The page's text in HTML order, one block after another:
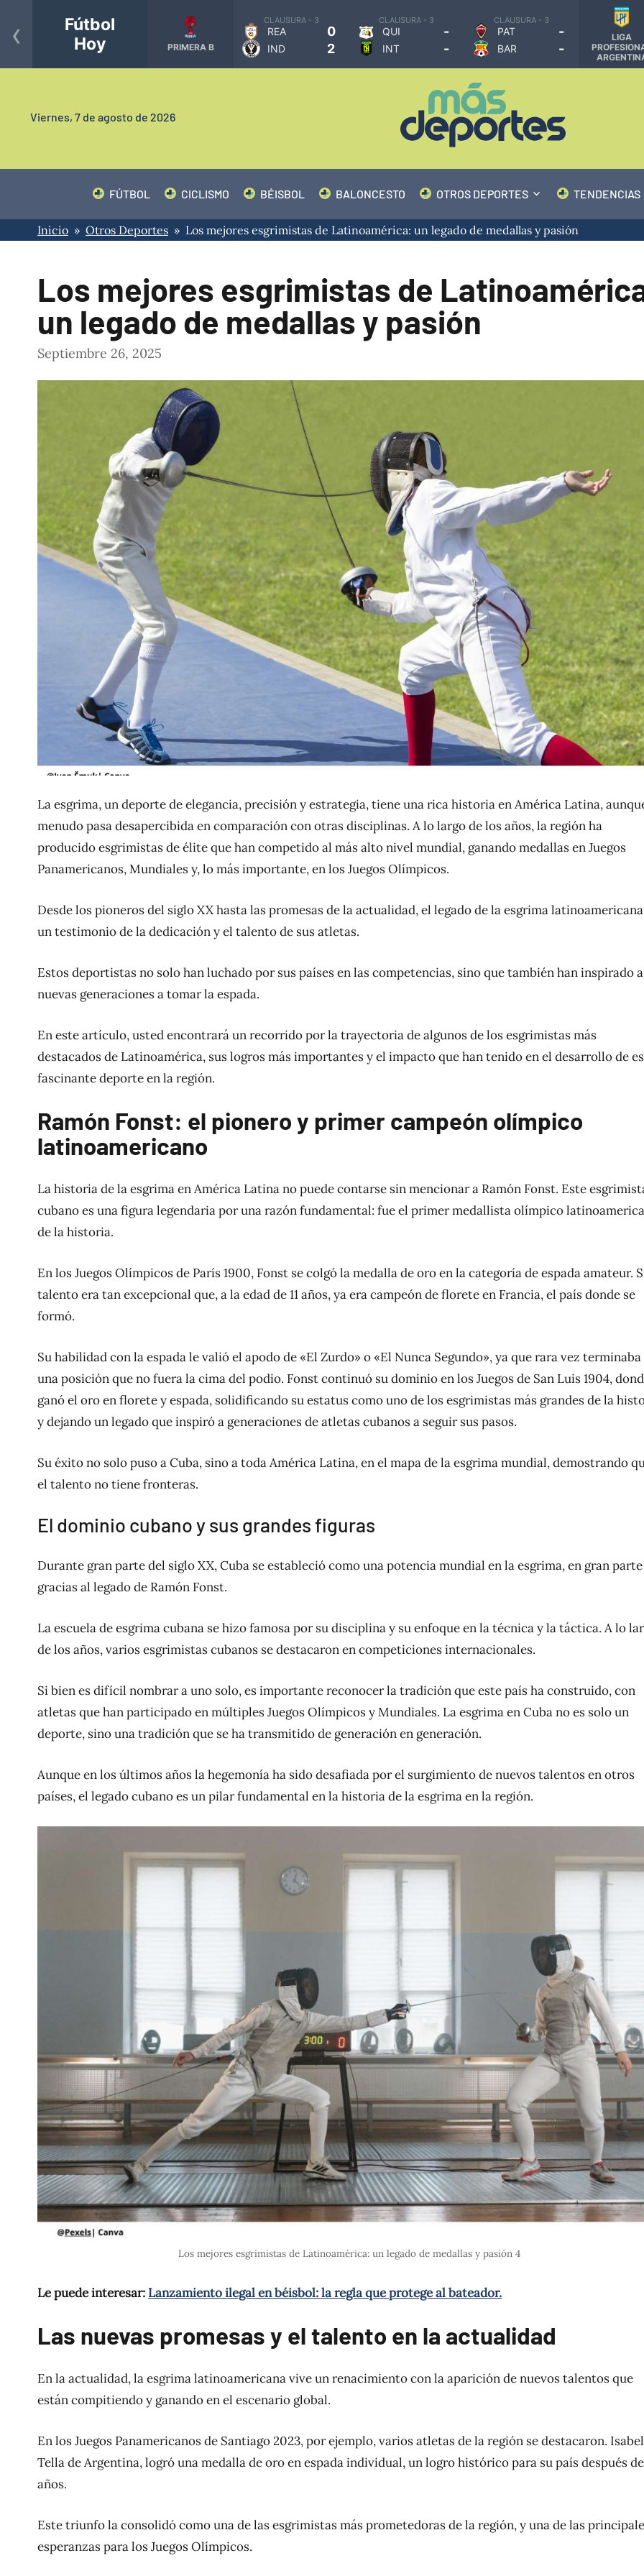
Fútbol
Hoy
PRIMERA B
CLAUSURA - 3
REA 0
IND 2
CLAUSURA - 3
QUI -
INT -
CLAUSURA - 3
PAT -
BAR -
LIGA
‹
Viernes, 7 de agosto de 2026
FÚTBOL CICLISMO BÉISBOL BALONCESTO OTROS DEPORTES TENDENCIAS
Inicio » Otros Deportes » Los mejores esgrimistas de Latinoamérica: un legado de medallas y pasión
Los mejores esgrimistas de
un legado de medallas y pasión
Septiembre 26, 2025
La esgrima, un deporte de elegancia, precisión y estrategia, tiene una rica historia en América Latina,
menudo pasa desapercibida en comparación con otras disciplinas. A lo largo de los años, la región ha
producido esgrimistas de élite que han competido al más alto nivel mundial, ganando medallas en Juegos
Panamericanos, Mundiales y, lo más importante, en los Juegos Olímpicos.
Desde los pioneros del siglo XX hasta las promesas de la actualidad, el legado de la esgrima
un testimonio de la dedicación y el talento de sus atletas.
Estos deportistas no solo han luchado por sus países en las competencias, sino que también han inspirado a
nuevas generaciones a tomar la espada.
En este artículo, usted encontrará un recorrido por la trayectoria de algunos de los esgrimistas más
destacados de Latinoamérica, sus logros más importantes y el impacto que han tenido en el desarrollo de
fascinante deporte en la región.
Ramón Fonst: el pionero y primer campeón olímpico
latinoamericano
La historia de la esgrima en América Latina no puede contarse sin mencionar a Ramón Fonst. Este
cubano es una figura legendaria por una razón fundamental: fue el primer medallista olímpico
de la historia.
En los Juegos Olímpicos de París 1900, Fonst se colgó la medalla de oro en la categoría de espada amateur.
talento era tan excepcional que, a la edad de 11 años, ya era campeón de florete en Francia, el país donde se
formó.
Su habilidad con la espada le valió el apodo de «El Zurdo» o «El Nunca Segundo», ya que rara vez terminaba
una posición que no fuera la cima del podio. Fonst continuó su dominio en los Juegos de San Luis 1904,
ganó el oro en florete y espada, solidificando su estatus como uno de los esgrimistas más grandes de la
y dejando un legado que inspiró a generaciones de atletas cubanos a seguir sus pasos.
Su éxito no solo puso a Cuba, sino a toda América Latina, en el mapa de la esgrima mundial, demostrando
el talento no tiene fronteras.
El dominio cubano y sus grandes figuras
Durante gran parte del siglo XX, Cuba se estableció como una potencia mundial en la esgrima, en gran parte
gracias al legado de Ramón Fonst.
La escuela de esgrima cubana se hizo famosa por su disciplina y su enfoque en la técnica y la táctica. A lo
de los años, varios esgrimistas cubanos se destacaron en competiciones internacionales.
Si bien es difícil nombrar a uno solo, es importante reconocer la tradición que este país ha construido, con
atletas que han participado en múltiples Juegos Olímpicos y Mundiales. La esgrima en Cuba no es solo un
deporte, sino una tradición que se ha transmitido de generación en generación.
Aunque en los últimos años la hegemonía ha sido desafiada por el surgimiento de nuevos talentos en otros
países, el legado cubano es un pilar fundamental en la historia de la esgrima en la región.
Los mejores esgrimistas de Latinoamérica: un legado de medallas y pasión 4
Le puede interesar: Lanzamiento ilegal en béisbol: la regla que protege al bateador.
Las nuevas promesas y el talento en la actualidad
En la actualidad, la esgrima latinoamericana vive un renacimiento con la aparición de nuevos talentos que
están compitiendo y ganando en el escenario global.
En los Juegos Panamericanos de Santiago 2023, por ejemplo, varios atletas de la región se destacaron.
Tella de Argentina, logró una medalla de oro en espada individual, un logro histórico para su país después
años.
Este triunfo la consolidó como una de las esgrimistas más prometedoras de la región, y una de las
esperanzas para los Juegos Olímpicos.